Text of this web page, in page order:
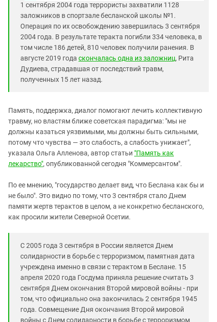
1 сентября 2004 года террористы захватили 1128
заложников в спортзале бесланской школы №1.
Операция по их освобождению завершилась 3 сентября
2004 года. В результате теракта погибли 334 человека, в
том числе 186 детей, 810 человек получили ранения. В
августе 2019 года скончалась одна из заложниц, Рита
Дудиева, страдавшая от последствий травм,
полученных 15 лет назад.
Память, поддержка, диалог помогают лечить коллективную
травму, но властям ближе советская парадигма: "мы не
должны казаться уязвимыми, мы должны быть сильными,
потому что чувства — это слабость, а слабость унижает",
указала Ольга Алленова, автор статьи "Память как
лекарство", опубликованной сегодня "Коммерсантом".
По ее мнению, "государство делает вид, что Беслана как бы и
не было". Это видно по тому, что 3 сентября стало Днем
памяти жертв терактов в целом, а не конкретно бесланского,
как просили жители Северной Осетии.
С 2005 года 3 сентября в России является Днем
солидарности в борьбе с терроризмом, памятная дата
учреждена именно в связи с терактом в Беслане. 15
апреля 2020 года Госдума приняла решение считать 3
сентября Днем окончания Второй мировой войны - при
том, что официально она закончилась 2 сентября 1945
года. Совмещение Дня окончания Второй мировой
войны с Днем солидарности в борьбе с терроризмом